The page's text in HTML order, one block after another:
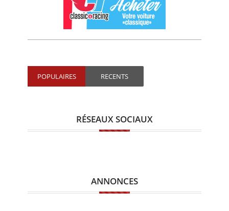
POPULAIRES RECENTS
RÉSEAUX SOCIAUX
ANNONCES